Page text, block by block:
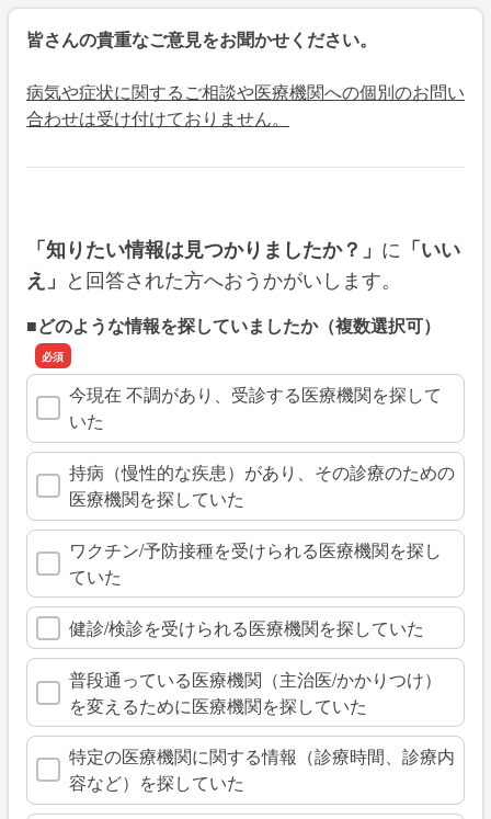
皆さんの貴重なご意見をお聞かせください。
病気や症状に関するご相談や医療機関への個別のお問い
合わせは受け付けておりません。
「知りたい情報は見つかりましたか？」 に 「いい
え」 と回答された方へおうかがいします。
■どのような情報を探していましたか（複数選択可）
今現在 不調があり、受診する医療機関を探して
いた
持病（慢性的な疾患）があり、その診療のための
医療機関を探していた
ワクチン/予防接種を受けられる医療機関を探し
ていた
健診/検診を受けられる医療機関を探していた
普段通っている医療機関（主治医/かかりつけ）
を変えるために医療機関を探していた
特定の医療機関に関する情報（診療時間、診療内
容など）を探していた